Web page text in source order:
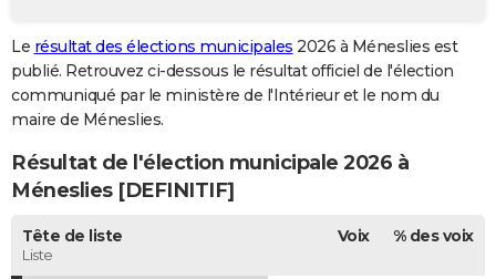
GUIDES D'ACHAT
BONS PLANS
CARTE DE VOEUX
Carte de Noël
Carte Bonne année
Carte Saint-Valentin
Carte Pâques
Carte d'anniversaire
Dictionnaire
Biographies
Citations
Expressions
Proverbes
PROGRAMME TV
Le résultat des élections municipales 2026 à Méneslies est
publié. Retrouvez ci-dessous le résultat officiel de l'élection
communiqué par le ministère de l'Intérieur et le nom du
maire de Méneslies.
Résultat de l'élection municipale 2026 à
Méneslies [DEFINITIF]
Tête de liste
Liste
Voix % des voix